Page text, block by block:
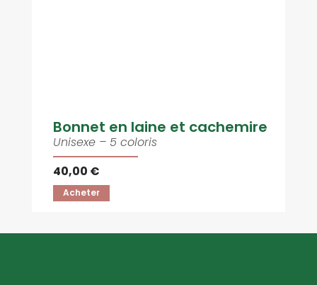
Bonnet en laine et cachemire
Unisexe – 5 coloris
40,00 €
Acheter